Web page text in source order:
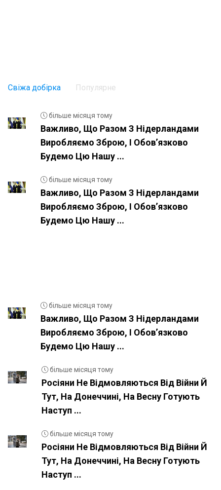
Свіжа добірка Популярне
більше місяця тому
Важливо, Що Разом З Нідерландами
Виробляємо Зброю, І Обовʼязково
Будемо Цю Нашу ...
більше місяця тому
Важливо, Що Разом З Нідерландами
Виробляємо Зброю, І Обовʼязково
Будемо Цю Нашу ...
більше місяця тому
Важливо, Що Разом З Нідерландами
Виробляємо Зброю, І Обовʼязково
Будемо Цю Нашу ...
більше місяця тому
Росіяни Не Відмовляються Від Війни Й
Тут, На Донеччині, На Весну Готують
Наступ ...
більше місяця тому
Росіяни Не Відмовляються Від Війни Й
Тут, На Донеччині, На Весну Готують
Наступ ...